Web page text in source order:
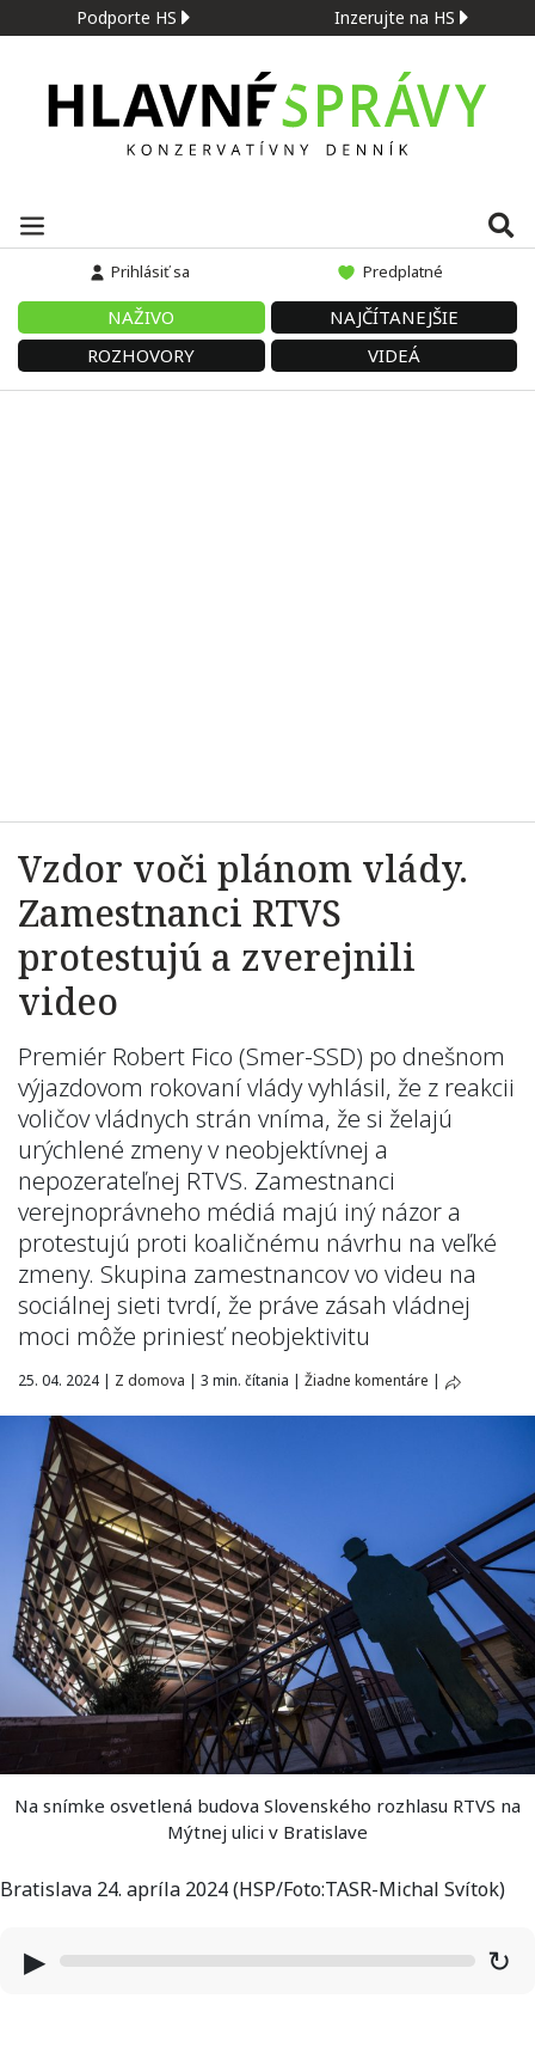
Podporte HS Inzerujte na HS
Prihlásiť sa Predplatné
NAŽIVO
NAJČÍTANEJŠIE
ROZHOVORY
VIDEÁ
Vzdor voči plánom vlády.
Zamestnanci RTVS
protestujú a zverejnili
video
Premiér Robert Fico (Smer-SSD) po dnešnom
výjazdovom rokovaní vlády vyhlásil, že z reakcii
voličov vládnych strán vníma, že si želajú
urýchlené zmeny v neobjektívnej a
nepozerateľnej RTVS. Zamestnanci
verejnoprávneho médiá majú iný názor a
protestujú proti koaličnému návrhu na veľké
zmeny. Skupina zamestnancov vo videu na
sociálnej sieti tvrdí, že práve zásah vládnej
moci môže priniesť neobjektivitu
25. 04. 2024 | Z domova | 3 min. čítania | Žiadne komentáre |
Na snímke osvetlená budova Slovenského rozhlasu RTVS na
Mýtnej ulici v Bratislave
Bratislava 24. apríla 2024 (HSP/Foto:TASR-Michal Svítok)
▶ ↻